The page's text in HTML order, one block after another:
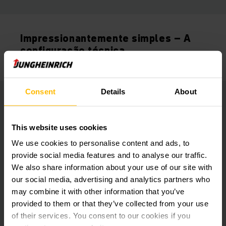
Consent Details About
This website uses cookies
We use cookies to personalise content and ads, to
provide social media features and to analyse our traffic.
We also share information about your use of our site with
our social media, advertising and analytics partners who
may combine it with other information that you’ve
provided to them or that they’ve collected from your use
of their services. You consent to our cookies if you
Impressionantemente simples – A
configuração técnica
Integração do sistema
Não poderia ser mais fácil